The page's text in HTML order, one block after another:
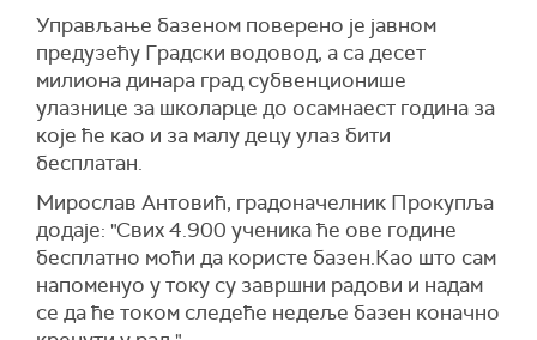
Управљање базеном поверено је јавном
предузећу Градски водовод, а са десет
милиона динара град субвенционише
улазнице за школарце до осамнаест година за
које ће као и за малу децу улаз бити
бесплатан.
Мирослав Антовић, градоначелник Прокупља
додаје: "Свих 4.900 ученика ће ове године
бесплатно моћи да користе базен.Као што сам
напоменуо у току су завршни радови и надам
се да ће током следеће недеље базен коначно